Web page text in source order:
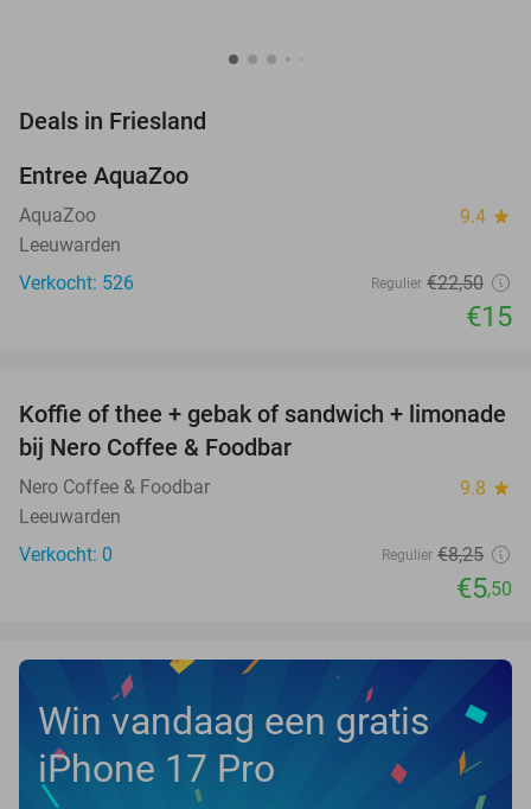
Deals in Friesland
Entree AquaZoo
AquaZoo 9.4 star
Leeuwarden
Verkocht: 526
Regulier €22,50
€15
33%
TODAY
Koffie of thee + gebak of sandwich + limonade
bij Nero Coffee & Foodbar
Nero Coffee & Foodbar 9.8 star
Leeuwarden
Verkocht: 0
Regulier €8,25
€5,50
Win vandaag een gratis
iPhone 17 Pro